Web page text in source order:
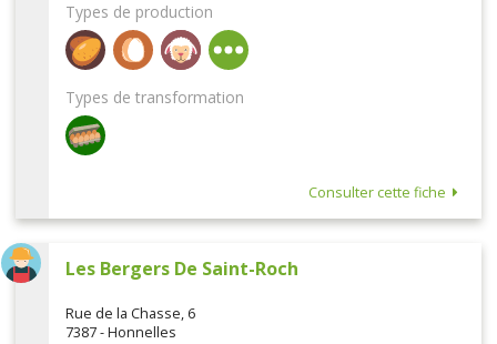
Types de production
Types de transformation
Consulter cette fiche
Les Bergers De Saint-Roch
Rue de la Chasse, 6
7387 - Honnelles